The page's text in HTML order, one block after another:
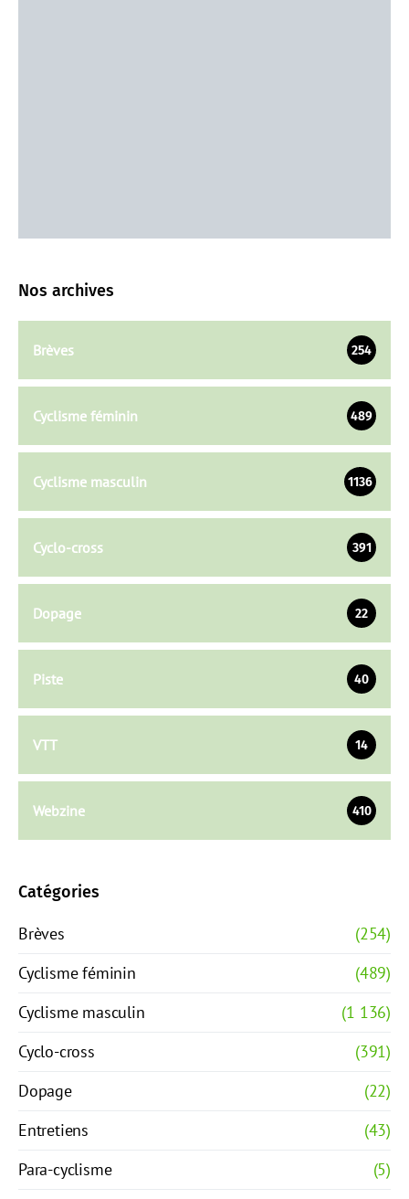
Nos archives
Brèves 254
Cyclisme féminin 489
Cyclisme masculin 1136
Cyclo-cross 391
Dopage 22
Piste 40
VTT 14
Webzine 410
Catégories
Brèves
(254)
Cyclisme féminin
(489)
Cyclisme masculin
(1 136)
Cyclo-cross
(391)
Dopage
(22)
Entretiens
(43)
Para-cyclisme
(5)